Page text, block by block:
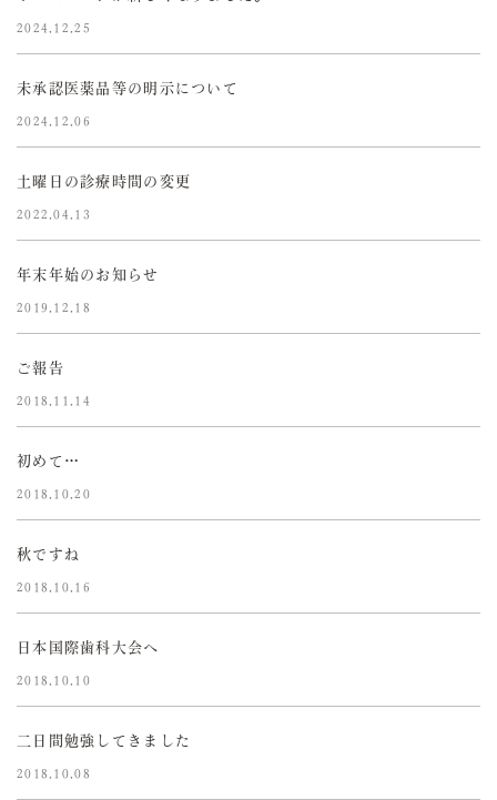
2024.12.25
未承認医薬品等の明示について
2024.12.06
土曜日の診療時間の変更
2022.04.13
年末年始のお知らせ
2019.12.18
ご報告
2018.11.14
初めて…
2018.10.20
秋ですね
2018.10.16
日本国際歯科大会へ
2018.10.10
二日間勉強してきました
2018.10.08